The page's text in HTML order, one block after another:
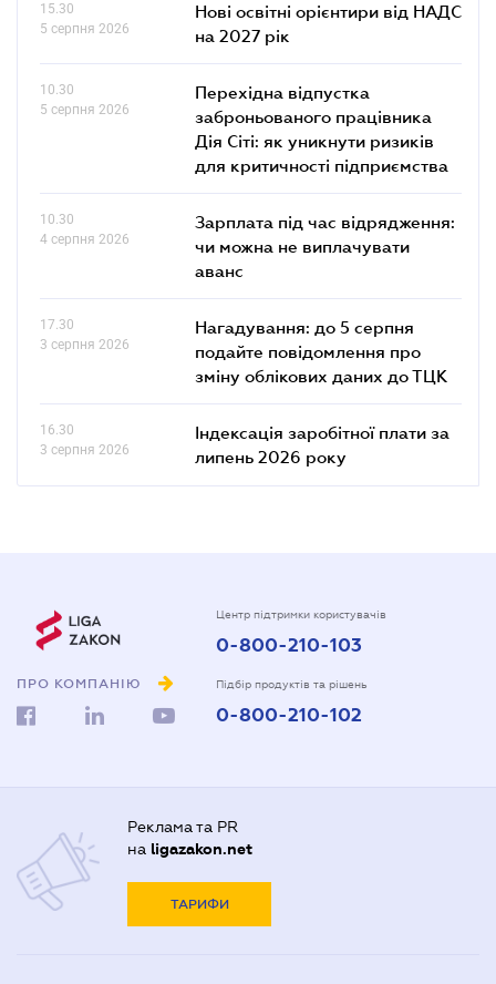
15.30
5 серпня 2026
Нові освітні орієнтири від НАДС
на 2027 рік
10.30
5 серпня 2026
Перехідна відпустка
заброньованого працівника
Дія Сіті: як уникнути ризиків
для критичності підприємства
10.30
4 серпня 2026
Зарплата під час відрядження:
чи можна не виплачувати
аванс
17.30
3 серпня 2026
Нагадування: до 5 серпня
подайте повідомлення про
зміну облікових даних до ТЦК
16.30
3 серпня 2026
Індексація заробітної плати за
липень 2026 року
ПРО КОМПАНІЮ
Центр підтримки користувачів
0-800-210-103
Підбір продуктів та рішень
0-800-210-102
Реклама та PR
на ligazakon.net
ТАРИФИ